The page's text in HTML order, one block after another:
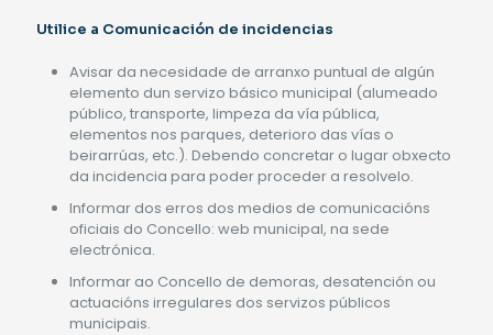
Utilice a Comunicación de incidencias
Avisar da necesidade de arranxo puntual de algún
elemento dun servizo básico municipal (alumeado
público, transporte, limpeza da vía pública,
elementos nos parques, deterioro das vías o
beirarrúas, etc.). Debendo concretar o lugar obxecto
da incidencia para poder proceder a resolvelo.
Informar dos erros dos medios de comunicacións
oficiais do Concello: web municipal, na sede
electrónica.
Informar ao Concello de demoras, desatención ou
actuacións irregulares dos servizos públicos
municipais.